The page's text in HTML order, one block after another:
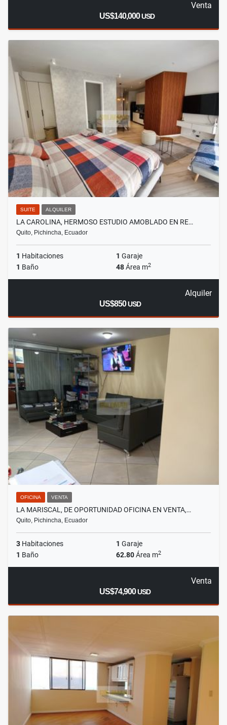
Venta
US$140,000USD
SUITE ALQUILER
LA CAROLINA, HERMOSO ESTUDIO AMOBLADO EN RE…
Quito, Pichincha, Ecuador
1 Habitaciones 1 Garaje
1 Baño 48Área m2
Alquiler
US$850USD
OFICINA VENTA
LA MARISCAL, DE OPORTUNIDAD OFICINA EN VENTA,…
Quito, Pichincha, Ecuador
3 Habitaciones 1 Garaje
1 Baño 62.80Área m2
Venta
US$74,900USD